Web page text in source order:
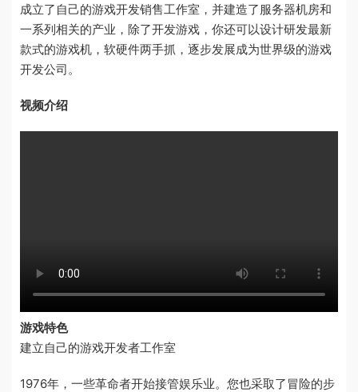
成立了自己的游戏开发销售工作室，并建造了服务器机房和
一系列相关的产业，除了开发游戏，你还可以设计研发最新
款式的游戏机，软硬件两手抓，逐步发展成为世界级的游戏
开发公司。
视频介绍
游戏特色
建立自己的游戏开发者工作室
1976年，一些革命者开始接管娱乐业。您也采取了冒险的步